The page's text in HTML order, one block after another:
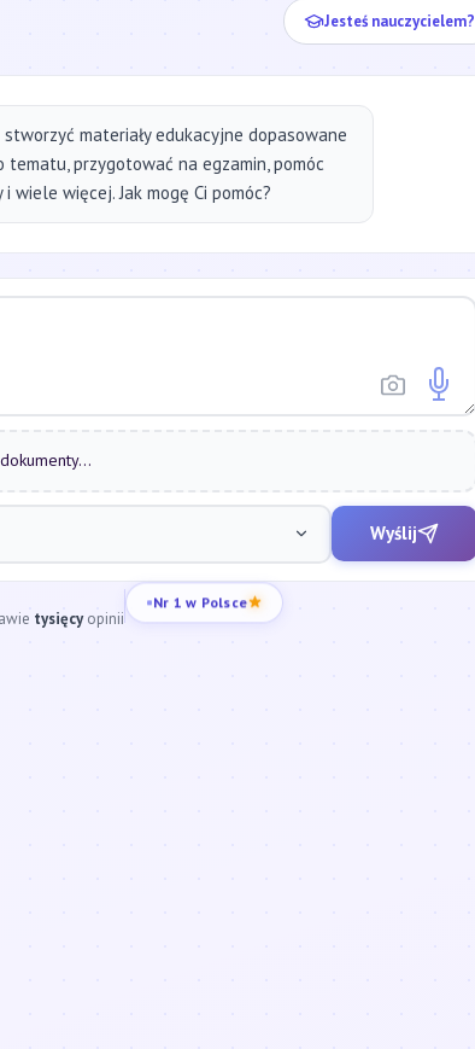
Jesteś nauczycielem?
materiały edukacyjne dopasowane
przygotować na egzamin, pomóc
wiele więcej. Jak mogę Ci pomóc?
Wyślij
tysięcyopinii
Nr 1 w Polsce